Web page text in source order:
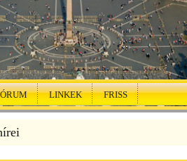
LINKEK FRISS